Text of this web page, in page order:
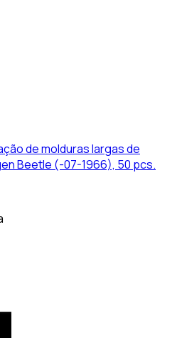
de molduras largas de
Beetle (-07-1966), 50 pcs.